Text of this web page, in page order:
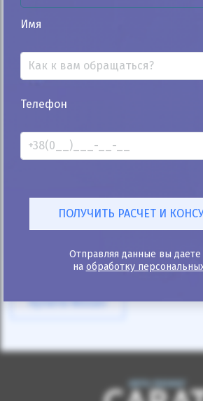
Автомобиль
Nissan X-Terra 2013
173к
Автомат
Купити Nissan
Имя
Телефон
Отправляя данные вы даете
на обработку